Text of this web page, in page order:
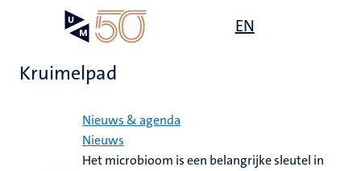
EN
Kruimelpad
Nieuws & agenda
Nieuws
Het microbioom is een belangrijke sleutel in